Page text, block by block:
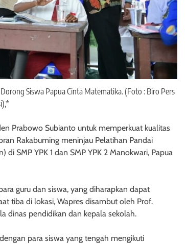
Siswa Papua Cinta Matematika. (Foto : Biro Pers
Prabowo Subianto untuk memperkuat kualitas
Rakabuming meninjau Pelatihan Pandai
SMP YPK 1 dan SMP YPK 2 Manokwari, Papua
guru dan siswa, yang diharapkan dapat
tiba di lokasi, Wapres disambut oleh Prof.
dinas pendidikan dan kepala sekolah.
para siswa yang tengah mengikuti